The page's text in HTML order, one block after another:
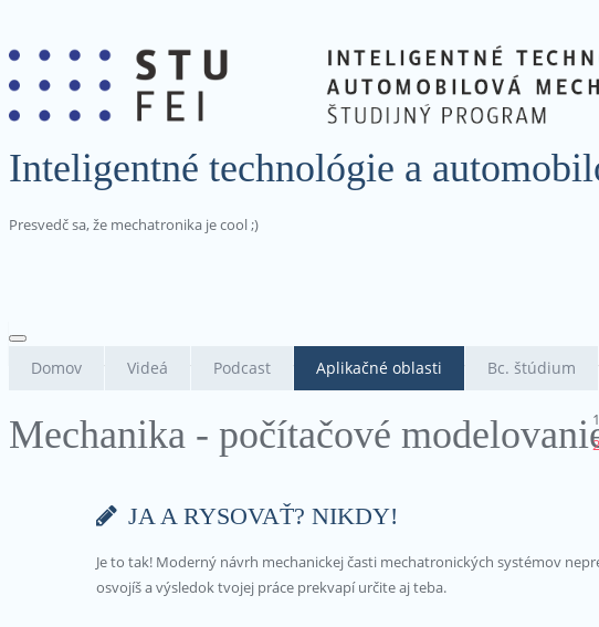
Inteligentné technológie a
Presvedč sa, že mechatronika je cool ;)
Domov Videá Podcast Aplikačné oblasti Bc. štúdium
Mechanika - počítačové
JA A RYSOVAŤ? NIKDY!
Je to tak! Moderný návrh mechanickej časti mechatronických systémov
osvojíš a výsledok tvojej práce prekvapí určite aj teba.